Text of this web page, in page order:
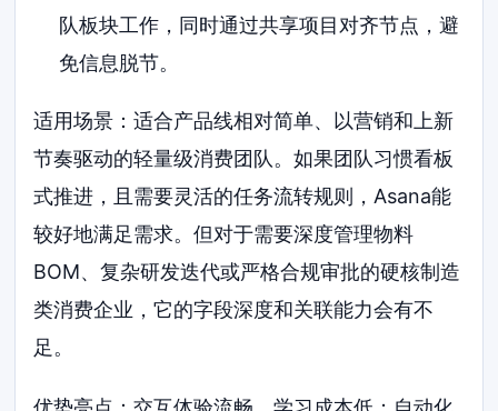
队板块工作，同时通过共享项目对齐节点，避
免信息脱节。
适用场景：适合产品线相对简单、以营销和上新
节奏驱动的轻量级消费团队。如果团队习惯看板
式推进，且需要灵活的任务流转规则，Asana能
较好地满足需求。但对于需要深度管理物料
BOM、复杂研发迭代或严格合规审批的硬核制造
类消费企业，它的字段深度和关联能力会有不
足。